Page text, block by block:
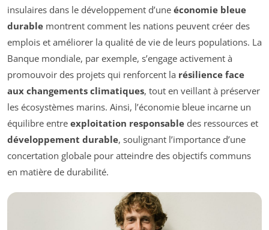
insulaires dans le développement d’une économie bleue
durable montrent comment les nations peuvent créer des
emplois et améliorer la qualité de vie de leurs populations. La
Banque mondiale, par exemple, s’engage activement à
promouvoir des projets qui renforcent la résilience face
aux changements climatiques, tout en veillant à préserver
les écosystèmes marins. Ainsi, l’économie bleue incarne un
équilibre entre exploitation responsable des ressources et
développement durable, soulignant l’importance d’une
concertation globale pour atteindre des objectifs communs
en matière de durabilité.